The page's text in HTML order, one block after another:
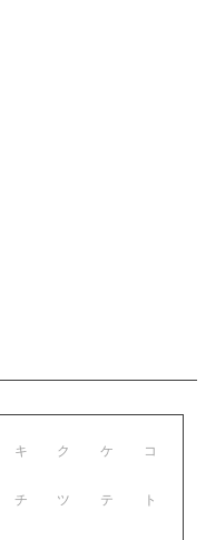
キ ク ケ コ
チ ツ テ ト